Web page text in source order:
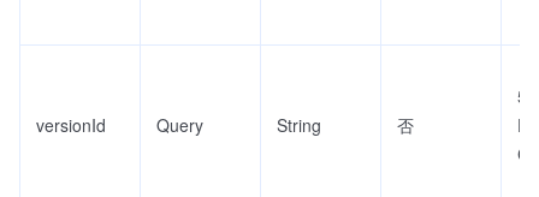
versionId Query String 否